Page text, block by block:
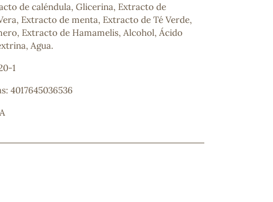
de caléndula, Glicerina, Extracto de
Extracto de menta, Extracto de Té Verde,
Extracto de Hamamelis, Alcohol, Ácido
Agua.
1
4017645036536